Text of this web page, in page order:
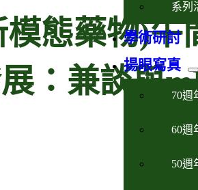
系列
學術研討
揚眼寫真
70週
60週
50週
態藥物)午
：兼談與